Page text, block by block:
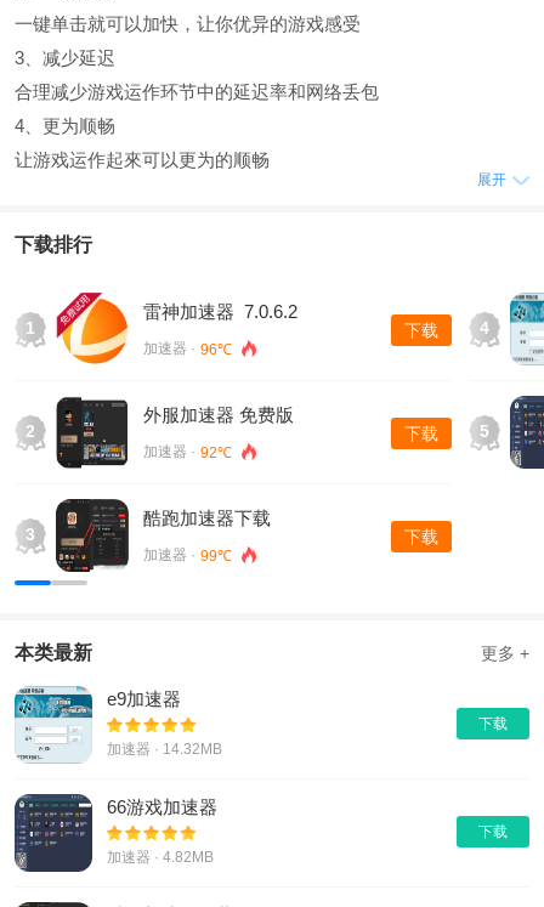
一键单击就可以加快，让你优异的游戏感受
3、减少延迟
合理减少游戏运作环节中的延迟率和网络丢包
4、更为顺畅
让游戏运作起來可以更为的顺畅
1、最少延迟
所有采用直连线路，延迟低，不断线，使你游戏快人一步。
2、多服务平台兼容
美服官网，dnf美服，日服，台服，欧服，加快电脑上全部游
戏。
3、免费试用，技术专业在线客服
申请注册即送完全免费时间，适用30天免费使用，更有在线客服
细心为您处理各类问题。
展开
下载排行
1
雷神加速器 7.0.6.2
加速器 · 96℃
下载
2
外服加速器 免费版
加速器 · 92℃
下载
3
酷跑加速器下载
加速器 · 99℃
下载
4
5
本类最新 更多 +
e9加速器
加速器 · 14.32MB
下载
66游戏加速器
加速器 · 4.82MB
下载